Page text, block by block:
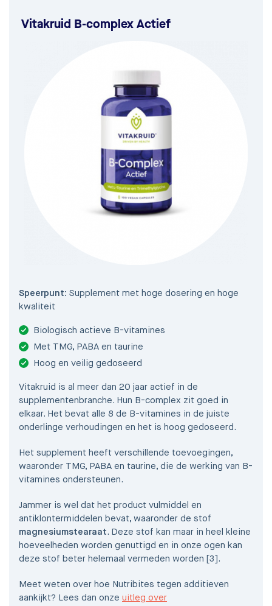
Vitakruid B-complex Actief
Speerpunt: Supplement met hoge dosering en hoge
kwaliteit
Biologisch actieve B-vitamines
Met TMG, PABA en taurine
Hoog en veilig gedoseerd
Vitakruid is al meer dan 20 jaar actief in de
supplementenbranche. Hun B-complex zit goed in
elkaar. Het bevat alle 8 de B-vitamines in de juiste
onderlinge verhoudingen en het is hoog gedoseerd.
Het supplement heeft verschillende toevoegingen,
waaronder TMG, PABA en taurine, die de werking van B-
vitamines ondersteunen.
Jammer is wel dat het product vulmiddel en
antiklontermiddelen bevat, waaronder de stof
magnesiumstearaat. Deze stof kan maar in heel kleine
hoeveelheden worden genuttigd en in onze ogen kan
deze stof beter helemaal vermeden worden [3].
Meet weten over hoe Nutribites tegen additieven
aankijkt? Lees dan onze uitleg over